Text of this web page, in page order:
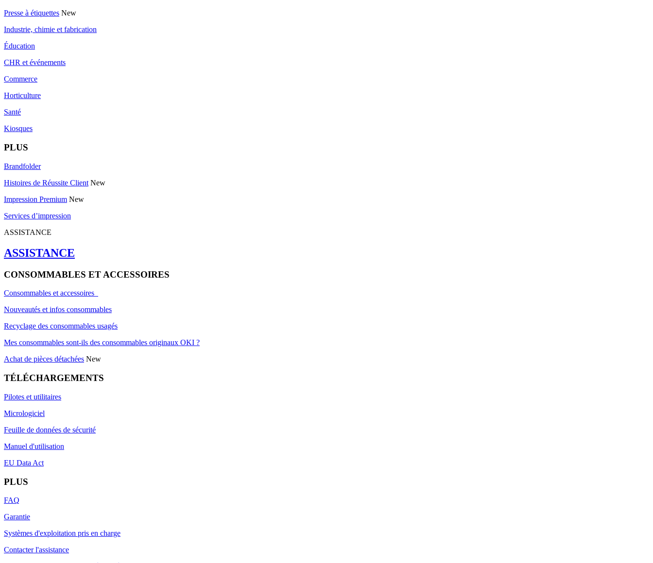
Presse à étiquettes New
Industrie, chimie et fabrication
Éducation
CHR et événements
Commerce
Horticulture
Santé
Kiosques
PLUS
Brandfolder
Histoires de Réussite Client New
Impression Premium New
Services d’impression
ASSISTANCE
ASSISTANCE
CONSOMMABLES ET ACCESSOIRES
Consommables et accessoires
Nouveautés et infos consommables
Recyclage des consommables usagés
Mes consommables sont-ils des consommables originaux OKI ?
Achat de pièces détachées New
TÉLÉCHARGEMENTS
Pilotes et utilitaires
Micrologiciel
Feuille de données de sécurité
Manuel d'utilisation
EU Data Act
PLUS
FAQ
Garantie
Systèmes d'exploitation pris en charge
Contacter l'assistance